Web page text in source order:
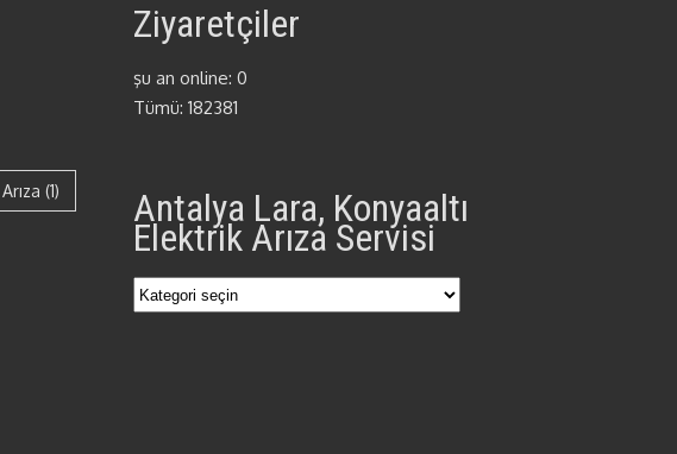
(1)
Ziyaretçiler
şu an online: 0
Tümü: 182381
Antalya Lara, Konyaaltı
Elektrik Arıza Servisi
Antalya